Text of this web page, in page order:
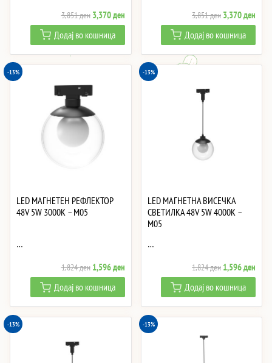
3,851ден Original
price
was:
3,851 ден.
3,370денCurrent
price
3,370 ден.
Додај во кошница
3,851ден Original
price
was:
3,851 ден.
3,370ден
price
Додај во кошница
-13%
LED МАГНЕТЕН РЕФЛЕКТОР
48V 5W 3000K – M05
…
1,824ден Original
price
was:
1,824 ден.
1,596денCurrent
price
is:
1,596 ден.
Додај во кошница
-13%
LED МАГНЕТНА ВИСЕЧКА
СВЕТИЛКА 48V 5W 4000K –
M05
…
1,824ден Original
price
was:
1,824 ден.
1,596ден
price
is:
Додај во кошница
-13% -13%